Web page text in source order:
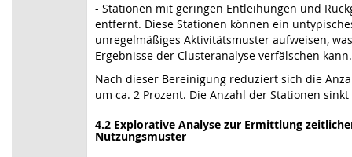
- Stationen mit geringen Entleihungen und
entfernt. Diese Stationen können ein
unregelmäßiges Aktivitätsmuster aufweisen,
Ergebnisse der Clusteranalyse verfälschen kann.
Nach dieser Bereinigung reduziert sich die
um ca. 2 Prozent. Die Anzahl der Stationen
4.2 Explorative Analyse zur Ermittlung
Nutzungsmuster